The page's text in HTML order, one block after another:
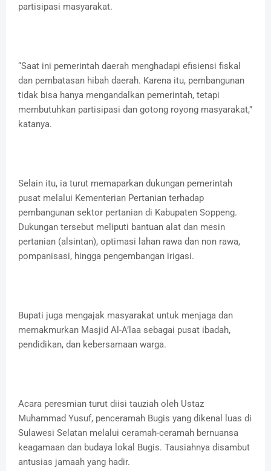
partisipasi masyarakat.
“Saat ini pemerintah daerah menghadapi efisiensi fiskal
dan pembatasan hibah daerah. Karena itu, pembangunan
tidak bisa hanya mengandalkan pemerintah, tetapi
membutuhkan partisipasi dan gotong royong masyarakat,”
katanya.
Selain itu, ia turut memaparkan dukungan pemerintah
pusat melalui Kementerian Pertanian terhadap
pembangunan sektor pertanian di Kabupaten Soppeng.
Dukungan tersebut meliputi bantuan alat dan mesin
pertanian (alsintan), optimasi lahan rawa dan non rawa,
pompanisasi, hingga pengembangan irigasi.
Bupati juga mengajak masyarakat untuk menjaga dan
memakmurkan Masjid Al-A’laa sebagai pusat ibadah,
pendidikan, dan kebersamaan warga.
Acara peresmian turut diisi tauziah oleh Ustaz
Muhammad Yusuf, penceramah Bugis yang dikenal luas di
Sulawesi Selatan melalui ceramah-ceramah bernuansa
keagamaan dan budaya lokal Bugis. Tausiahnya disambut
antusias jamaah yang hadir.